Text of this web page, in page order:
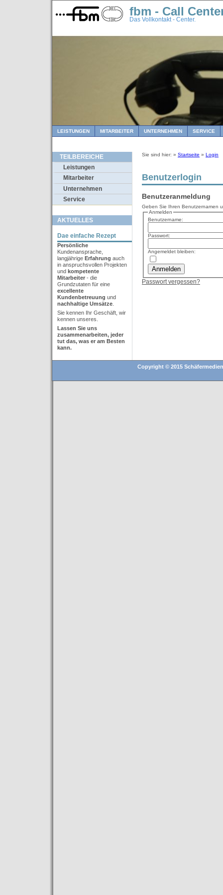
fbm - Call
Das Vollkontakt - Center.
LEISTUNGEN MITARBEITER UNTERNEHMEN SERVICE
TEILBEREICHE
Leistungen
Mitarbeiter
Unternehmen
Service
AKTUELLES
Dae einfache Rezept
Persönliche
Kundenansprache,
langjährige Erfahrung auch
in anspruchsvollen Projekten
und kompetente
Mitarbeiter - die
Grundzutaten für eine
excellente
Kundenbetreuung und
nachhaltige Umsätze
Sie kennen Ihr Geschäft, wir
kennen unseres.
Lassen Sie uns
zusammenarbeiten, jeder
tut das, was er am Besten
kann.
Sie sind hier: » Startseite » Login
Benutzerlogin
Benutzeranmeldung
Geben Sie Ihren Benutzernamen
Anmelden
Benutzername:
Passwort:
Angemeldet bleiben:
Passwort vergessen?
Copyright © 2015